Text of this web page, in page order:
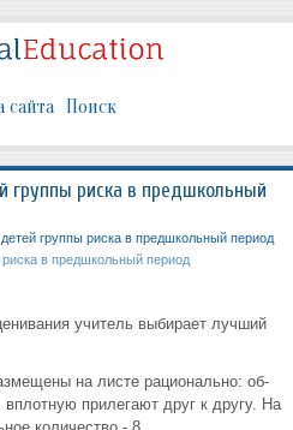
сайта Поиск
группы риска в предшкольный
детей группы риска в предшкольный период
в предшкольный период
учитель выбирает луч­ший
на листе рационально: об­
вплотную прилегают друг к другу. На